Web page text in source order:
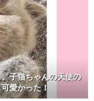
子猫ちゃんの天使の
愛かった！